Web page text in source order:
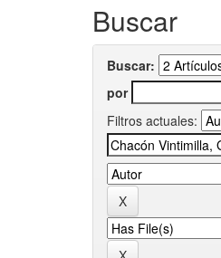
Buscar
Buscar:
por
Filtros actuales: